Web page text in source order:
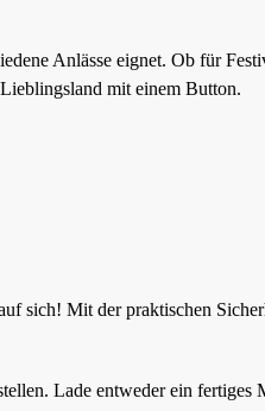
Anlässe eignet. Ob für
mit einem Button.
sich! Mit der praktischen
Lade entweder ein fertiges